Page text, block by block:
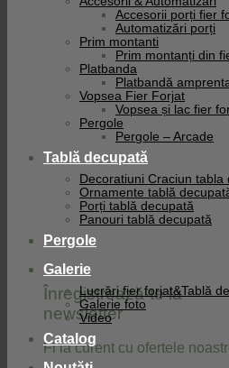
Înregistrează-te la
newsletter
Fi la curent cu ofertele
Accesorii porți fier
Automatizări porți
Prim montanti
Prim montanți din
Platbanda
Platbandă
Vopsea Fier Forjat
Vopsea și lac fier
Pergole
Pergole – Arcade
Tablă decupată
Decoratiuni Craciun tabla
Ornamente tablă
Porți tablă decupată
Panouri tablă decupată
Pergole
Galerie
Lucrări fier forjat&Tablă
Galerie foto
Video
Catalog